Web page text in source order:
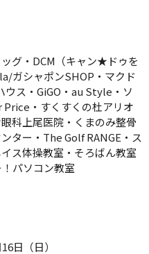
グ・DCM（キャン★ドゥを
ガシャポンSHOP・マクド
ウス・GiGO・au Style・ソ
・すくすくの杜アリオ
科上尾医院・くまのみ整骨
ター・The Golf RANGE・ス
ス体操教室・そろばん教室
パソコン教室
日（日）